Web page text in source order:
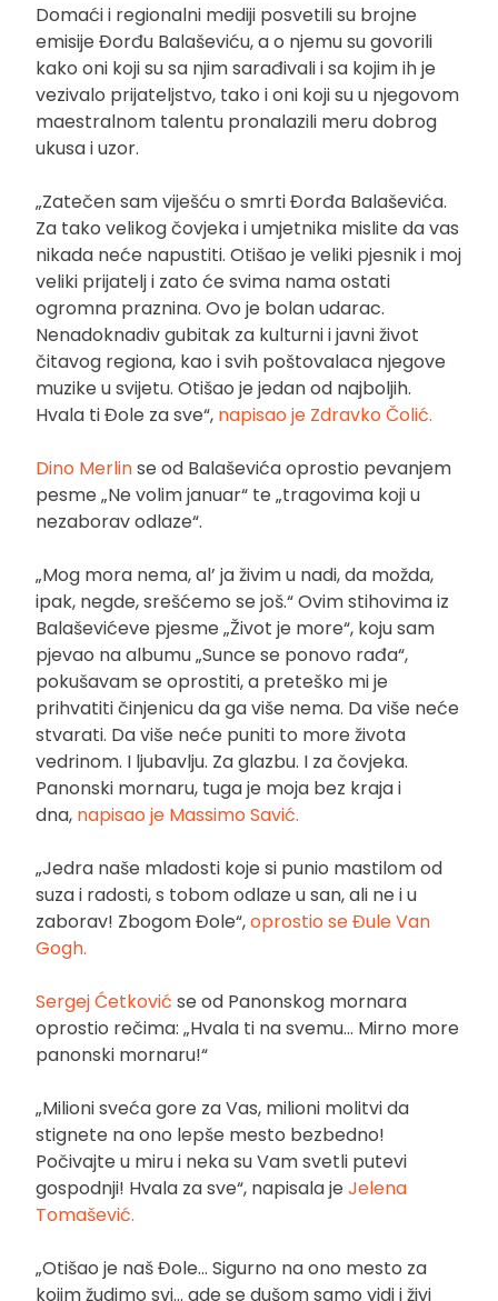
Domaći i regionalni mediji posvetili su brojne
emisije Đorđu Balaševiću, a o njemu su govorili
kako oni koji su sa njim sarađivali i sa kojim ih je
vezivalo prijateljstvo, tako i oni koji su u njegovom
maestralnom talentu pronalazili meru dobrog
ukusa i uzor.
„Zatečen sam viješću o smrti Đorđa Balaševića.
Za tako velikog čovjeka i umjetnika mislite da vas
nikada neće napustiti. Otišao je veliki pjesnik i moj
veliki prijatelj i zato će svima nama ostati
ogromna praznina. Ovo je bolan udarac.
Nenadoknadiv gubitak za kulturni i javni život
čitavog regiona, kao i svih poštovalaca njegove
muzike u svijetu. Otišao je jedan od najboljih.
Hvala ti Đole za sve“, napisao je Zdravko Čolić.
Dino Merlinse od Balaševića oprostio pevanjem
pesme „Ne volim januar“ te „tragovima koji u
nezaborav odlaze“.
„Mog mora nema, al’ ja živim u nadi, da možda,
ipak, negde, srešćemo se još.“ Ovim stihovima iz
Balaševićeve pjesme „Život je more“, koju sam
pjevao na albumu „Sunce se ponovo rađa“,
pokušavam se oprostiti, a preteško mi je
prihvatiti činjenicu da ga više nema. Da više neće
stvarati. Da više neće puniti to more života
vedrinom. I ljubavlju. Za glazbu. I za čovjeka.
Panonski mornaru, tuga je moja bez kraja i
dna, napisao je Massimo Savić.
„Jedra naše mladosti koje si punio mastilom od
suza i radosti, s tobom odlaze u san, ali ne i u
zaborav! Zbogom Đole“,oprostio se Đule Van
Gogh.
Sergej Ćetković se od Panonskog mornara
oprostio rečima: „Hvala ti na svemu… Mirno more
panonski mornaru!“
„Milioni sveća gore za Vas, milioni molitvi da
stignete na ono lepše mesto bezbedno!
Počivajte u miru i neka su Vam svetli putevi
gospodnji! Hvala za sve“, napisala je Jelena
Tomašević.
„Otišao je naš Đole… Sigurno na ono mesto za
kojim žudimo svi… gde se dušom samo vidi i živi